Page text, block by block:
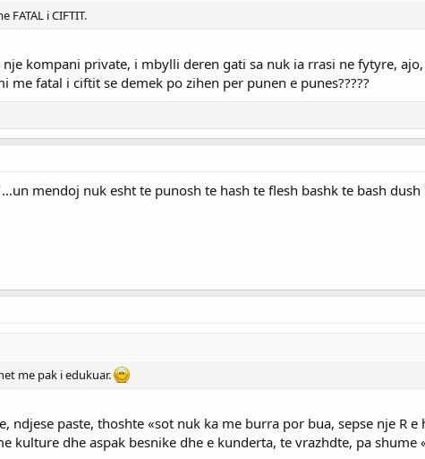
FATAL i CIFTIT.
kompani private, i mbylli deren gati sa nuk ia rrasi ne fytyre,
fatal i ciftit se demek po zihen per punen e punes?????
mendoj nuk esht te punosh te hash te flesh bashk te bash
me pak i edukuar.
ndjese paste, thoshte «sot nuk ka me burra por bua, sepse nje R
kulture dhe aspak besnike dhe e kunderta, te vrazhdte, pa shume